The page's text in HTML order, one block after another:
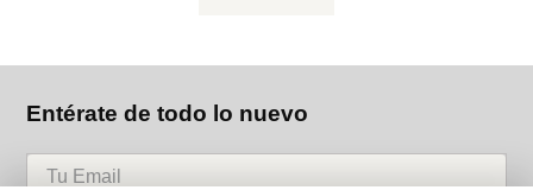
Entérate de todo lo nuevo